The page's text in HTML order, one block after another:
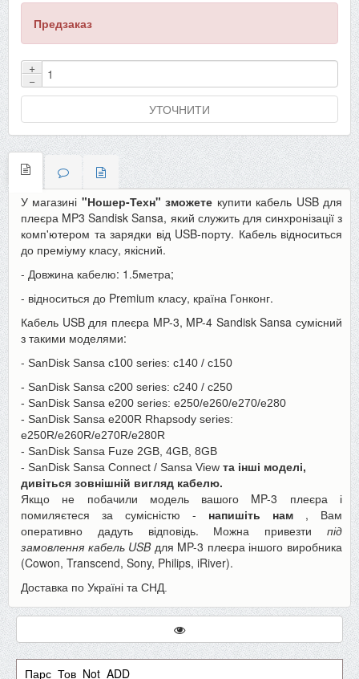
Предзаказ
+
−
УТОЧНИТИ
У магазині "Ношер-Техн" зможете купити кабель USB для
плеєра MP3 Sandisk Sansa, який служить для синхронізації з
комп'ютером та зарядки від USB-порту. Кабель відноситься
до преміуму класу, якісний.
- Довжина кабелю: 1.5метра;
- відноситься до Premium класу, країна Гонконг.
Кабель USB для плеєра MP-3, MP-4 Sandisk Sansa сумісний
з такими моделями:
- SanDisk Sansa c100 series: c140 / c150
- SanDisk Sansa c200 series: c240 / c250
- SanDisk Sansa e200 series: e250/e260/e270/e280
- SanDisk Sansa e200R Rhapsody series:
e250R/e260R/e270R/e280R
- SanDisk Sansa Fuze 2GB, 4GB, 8GB
- SanDisk Sansa Connect / Sansa View та інші моделі,
дивіться зовнішній вигляд кабелю.
Якщо не побачили модель вашого MP-3 плеєра і
помиляєтеся за сумісністю -
напишіть нам
, Вам
оперативно дадуть відповідь. Можна привезти
під
замовлення кабель USB для MP-3 плеєра іншого виробника
(Cowon, Transcend, Sony, Philips, iRiver).
Доставка по Україні та СНД.
Парс_Тов_Not_ADD